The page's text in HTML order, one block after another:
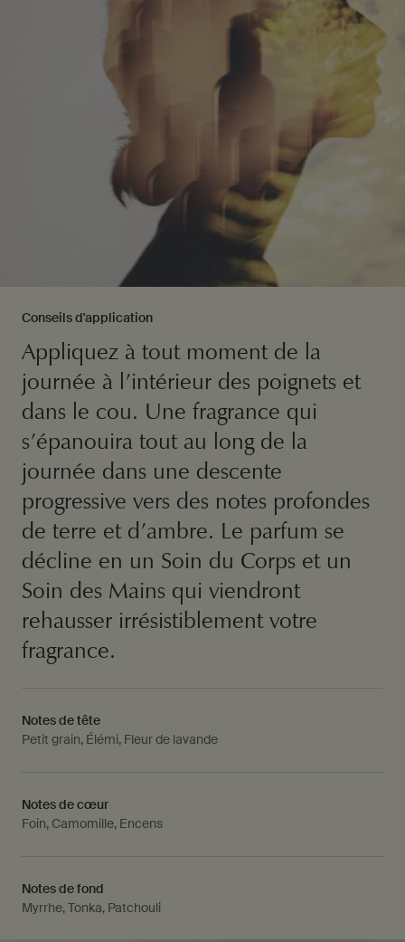
Conseils d'application
Appliquez à tout moment de la
journée à l’intérieur des poignets et
dans le cou. Une fragrance qui
s’épanouira tout au long de la
journée dans une descente
progressive vers des notes profondes
de terre et d’ambre. Le parfum se
décline en un Soin du Corps et un
Soin des Mains qui viendront
rehausser irrésistiblement votre
fragrance.
Notes de tête
Petit grain, Élémi, Fleur de lavande
Notes de cœur
Foin, Camomille, Encens
Notes de fond
Myrrhe, Tonka, Patchouli